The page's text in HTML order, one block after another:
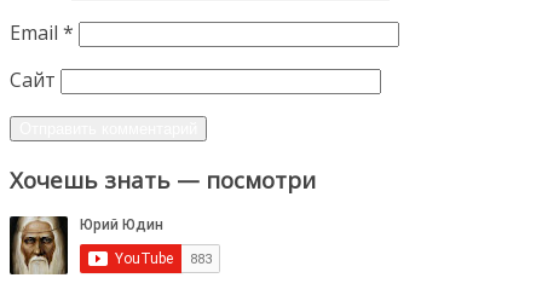
Email *
Сайт
Хочешь знать — посмотри